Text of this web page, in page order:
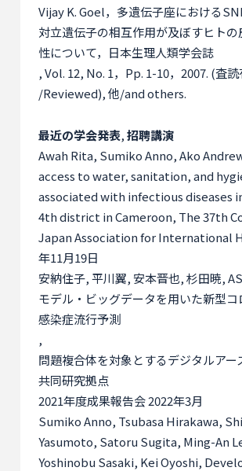
Vijay K. Goel，多遺伝子座における
対立遺伝子の相互作用が及ぼすヒト
性について，日本生理人類学会誌
, Vol. 12, No. 1， Pp. 1-10， 2007. (査読
/Reviewed),他/and others.
最近の学会発表,招聘講演
Awah Rita, Sumiko Anno, Ako
access to water, sanitation, and
associated with infectious diseases
4th district in Cameroon, The 37th
Japan Association for International
年11月19日
安納住子,平川翼,安本晋也,杉田暁,
モデル・ビッグデータを用いた新型コ
感染症流行予測
,
問題複合体を対象とするデジタルアー
共同研究拠点
2021年度成果報告会2022年3月
Sumiko Anno, Tsubasa Hirakawa,
Yasumoto, Satoru Sugita, Ming-An
Yoshinobu Sasaki, Kei Oyoshi,